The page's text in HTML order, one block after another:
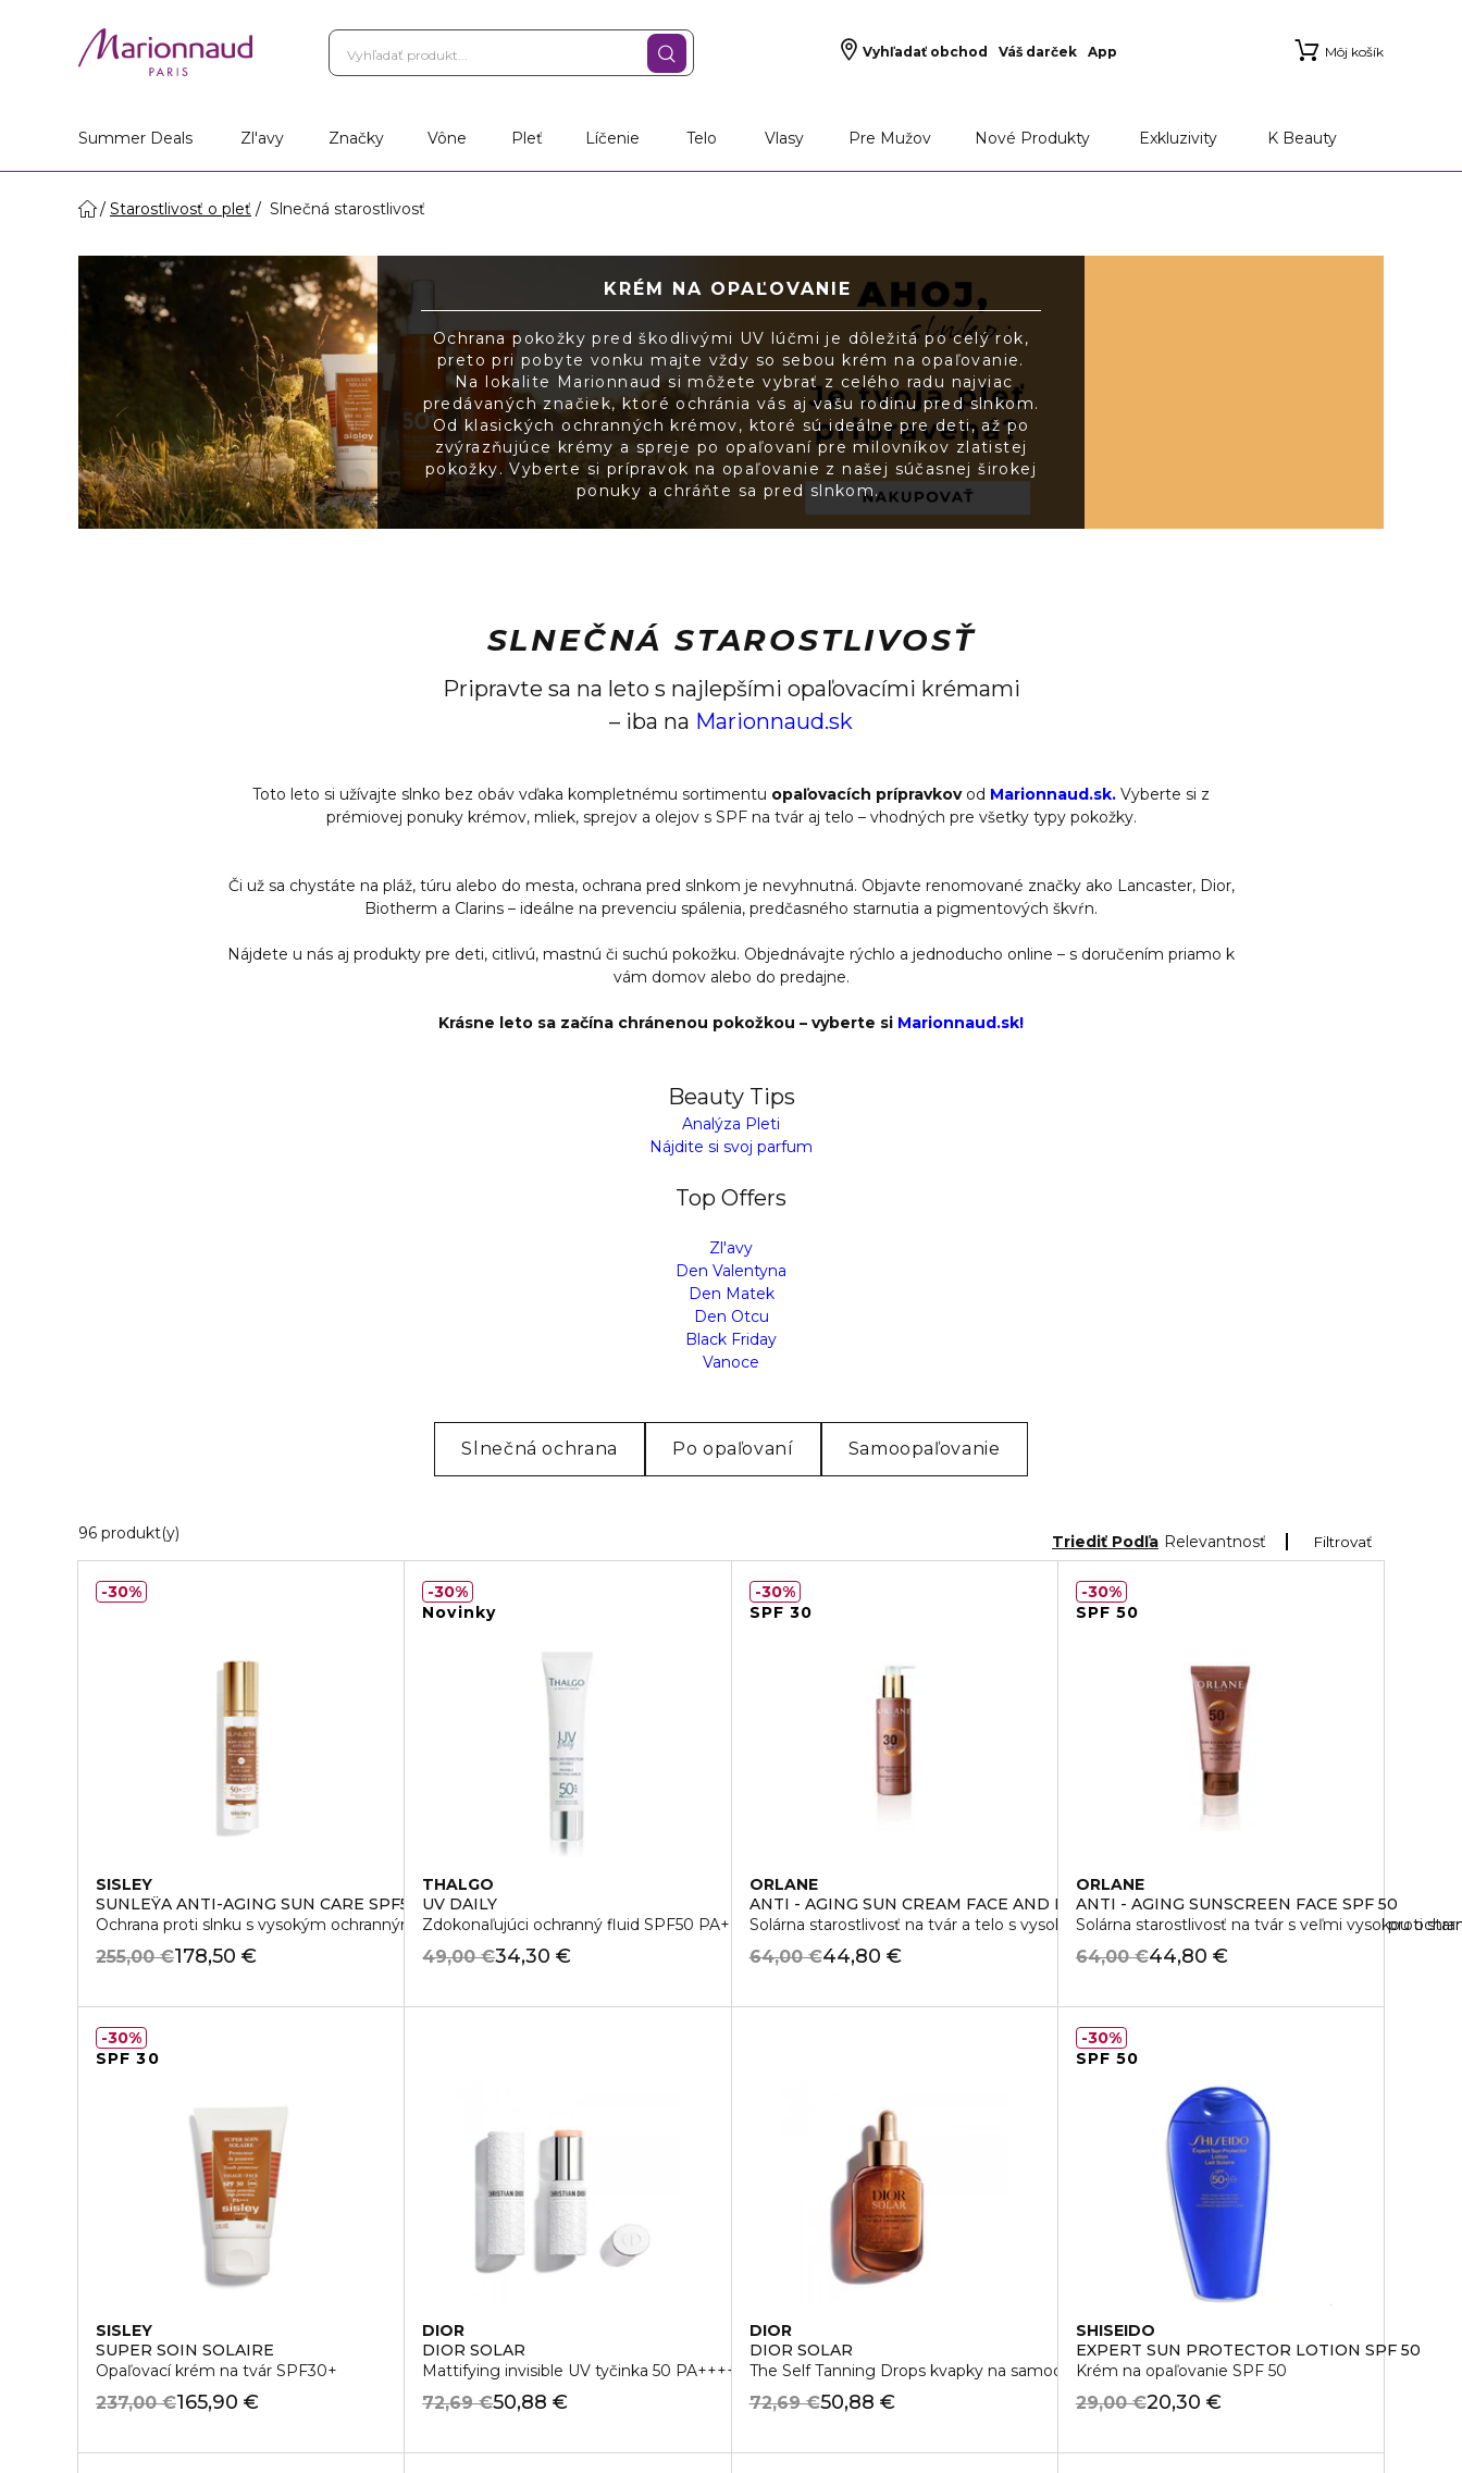
Vyhľadať obchod Váš darček App Môj košík
Summer Deals Zl'avy Značky Vône Pleť Líčenie Telo Vlasy Pre Mužov Nové Produkty Exkluzivity K Beauty
Starostlivosť o pleť Slnečná starostlivosť
KRÉM NA OPAĽOVANIE
Ochrana pokožky pred škodlivými UV lúčmi je dôležitá po celý rok,
preto pri pobyte vonku majte vždy so sebou krém na opaľovanie.
Na lokalite Marionnaud si môžete vybrať z celého radu najviac
predávaných značiek, ktoré ochránia vás aj vašu rodinu pred slnkom.
Od klasických ochranných krémov, ktoré sú ideálne pre deti, až po
zvýrazňujúce krémy a spreje po opaľovaní pre milovníkov zlatistej
pokožky. Vyberte si prípravok na opaľovanie z našej súčasnej širokej
ponuky a chráňte sa pred slnkom.
SLNEČNÁ STAROSTLIVOSŤ
Pripravte sa na leto s najlepšími opaľovacími krémami
– iba na Marionnaud.sk
Toto leto si užívajte slnko bez obáv vďaka kompletnému sortimentu opaľovacích prípravkovod Marionnaud.sk. Vyberte si z
prémiovej ponuky krémov, mliek, sprejov a olejov s SPF na tvár aj telo – vhodných pre všetky typy pokožky.
Či už sa chystáte na pláž, túru alebo do mesta, ochrana pred slnkom je nevyhnutná. Objavte renomované značky ako Lancaster, Dior,
Biotherm a Clarins – ideálne na prevenciu spálenia, predčasného starnutia a pigmentových škvŕn.
Nájdete u nás aj produkty pre deti, citlivú, mastnú či suchú pokožku. Objednávajte rýchlo a jednoducho online – s doručením priamo k
vám domov alebo do predajne.
Krásne leto sa začína chránenou pokožkou – vyberte si Marionnaud.sk!
Beauty Tips
Analýza Pleti
Nájdite si svoj parfum
Top Offers
Zl'avy
Den Valentyna
Den Matek
Den Otcu
Black Friday
Vanoce
Slnečná ochrana Po opaľovaní Samoopaľovanie
96 produkt(y) Filtrovať
Triediť Podľa Relevantnosť
SISLEY
SUNLEŸA ANTI-AGING SUN CARE SPF50+
Ochrana proti slnku s vysokým ochranným faktorom
178,50 €
255,00 €
30%
Novinky
THALGO
UV DAILY
Zdokonaľujúci ochranný fluid SPF50 PA++++
34,30 €
49,00 €
30%
SPF 30
ORLANE
ANTI - AGING SUN CREAM FACE AND BODY SPF 30
Solárna starostlivosť na tvár a telo s vysokou ochranou SPF 30 as účinnými zložkami proti
44,80 €
64,00 €
30%
SPF 50
ORLANE
ANTI - AGING SUNSCREEN FACE SPF 50
Solárna starostlivosť na tvár s veľmi vysokou
44,80 €
64,00 €
30%
SPF 30
SISLEY
SUPER SOIN SOLAIRE
Opaľovací krém na tvár SPF30+
165,90 €
237,00 €
30%
DIOR
DIOR SOLAR
Mattifying invisible UV tyčinka 50 PA++++
50,88 €
72,69 €
DIOR
DIOR SOLAR
The Self Tanning Drops kvapky na samoopaľovanie
50,88 €
72,69 €
SPF 50
SHISEIDO
EXPERT SUN PROTECTOR LOTION SPF 50
Krém na opaľovanie SPF 50
20,30 €
29,00 €
30%